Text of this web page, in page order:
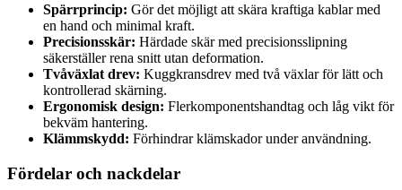
Spärrprincip: Gör det möjligt att skära kraftiga kablar med
en hand och minimal kraft.
Precisionsskär: Härdade skär med precisionsslipning
säkerställer rena snitt utan deformation.
Tvåväxlat drev: Kuggkransdrev med två växlar för lätt och
kontrollerad skärning.
Ergonomisk design: Flerkomponentshandtag och låg vikt för
bekväm hantering.
Klämmskydd: Förhindrar klämskador under användning.
Fördelar och nackdelar